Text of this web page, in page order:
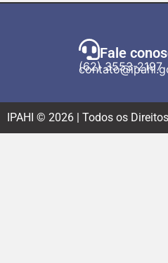
Fale
(62) 3553-2197
IPAHI © 2026 | Todos os